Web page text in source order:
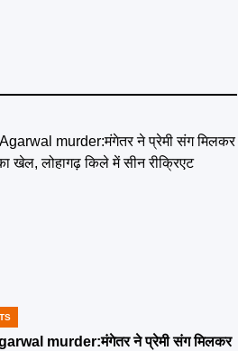
murder:मंगेतर ने प्रेमी संग मिलकर